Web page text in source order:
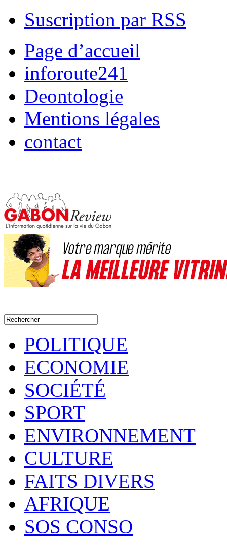
Suscription par RSS
Page d’accueil
inforoute241
Deontologie
Mentions légales
contact
POLITIQUE
ECONOMIE
SOCIÉTÉ
SPORT
ENVIRONNEMENT
CULTURE
FAITS DIVERS
AFRIQUE
SOS CONSO